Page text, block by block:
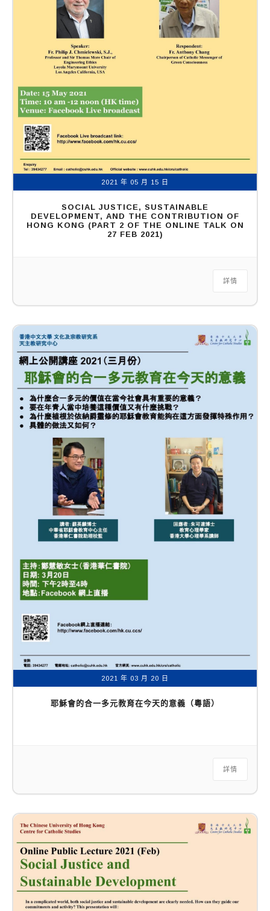
2021 年 05 月 15 日
SOCIAL JUSTICE, SUSTAINABLE
DEVELOPMENT, AND THE CONTRIBUTION OF
HONG KONG (PART 2 OF THE ONLINE TALK ON
27 FEB 2021)
詳情
2021 年 03 月 20 日
耶穌會的合一多元教育在今天的意義（粵語）
詳情